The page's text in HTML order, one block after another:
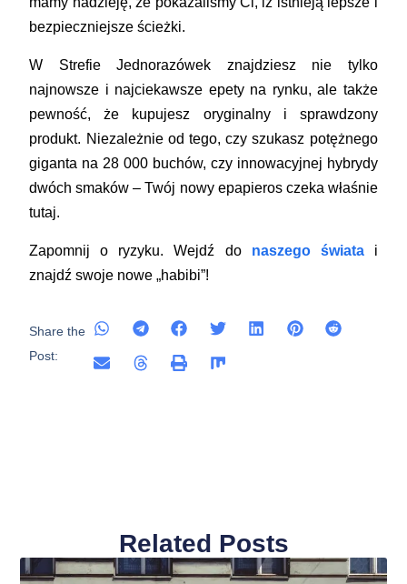
bezpieczniejsze ścieżki.
W Strefie Jednorazówek znajdziesz nie tylko
najnowsze i najciekawsze epetyna rynku, ale także
pewność, że kupujesz oryginalny i sprawdzony
produkt. Niezależnie od tego, czy szukasz potężnego
giganta na 28 000 buchów, czy innowacyjnej hybrydy
dwóch smaków – Twój nowy epapierosczeka właśnie
tutaj.
Zapomnij o ryzyku. Wejdź do naszego światai
znajdź swoje nowe „habibi”!
Share the
Post:
Related Posts